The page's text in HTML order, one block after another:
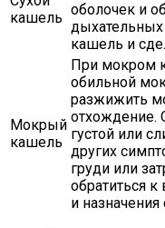
кашель оболочек и
дыхательных
кашель и
Мокрый
кашель
При мокром
обильной
разжижить
отхождение.
густой или
других
груди или
обратиться к
и